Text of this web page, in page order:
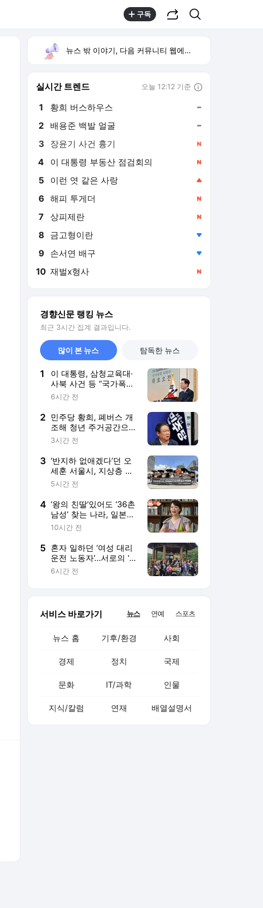
구독
뉴스 밖 이야기, 다음 커뮤니티 웹에서 보기
실시간 트렌드 오늘 12:12 기준
1 황희 버스하우스
2 배용준 백발 얼굴
4 이 대통령 부동산 점검회의
5 이런 엿 같은 사랑
6 해피 투게더
7 상피제란
8 금고형이란
9 손서연 배구
10 재벌x형사
경향신문 랭킹 뉴스
최근 3시간 집계 결과입니다.
많이 본 뉴스 탐독한 뉴스
1
이 대통령, 삼청교육대·
사북 사건 등 “국가폭력
피해자에 사과…국가책
6시간 전
2 민주당 황희, 폐버스 개
조해 청년 주거공간으로
쓰자며 ‘버스하우스’ 제
욕”
3시간 전
3 ‘반지하 없애겠다’던 오
세훈 서울시, 지상층 이
주 지원은 ‘찔끔’···“매입
5시간 전
4 ‘왕의 친딸’있어도 ‘36촌
남성’ 찾는 나라, 일본은
왜 그럴까[플랫한 티타
10시간 전
5 혼자 일하던 ‘여성 대리
운전 노동자’…서로의 ‘버
팀목’이 되다 [플랫]
6시간 전
서비스 바로가기 뉴스 연예 스포츠
뉴스 홈 기후/환경 사회
경제 정치 국제
문화 IT/과학 인물
지식/칼럼 연재 배열설명서